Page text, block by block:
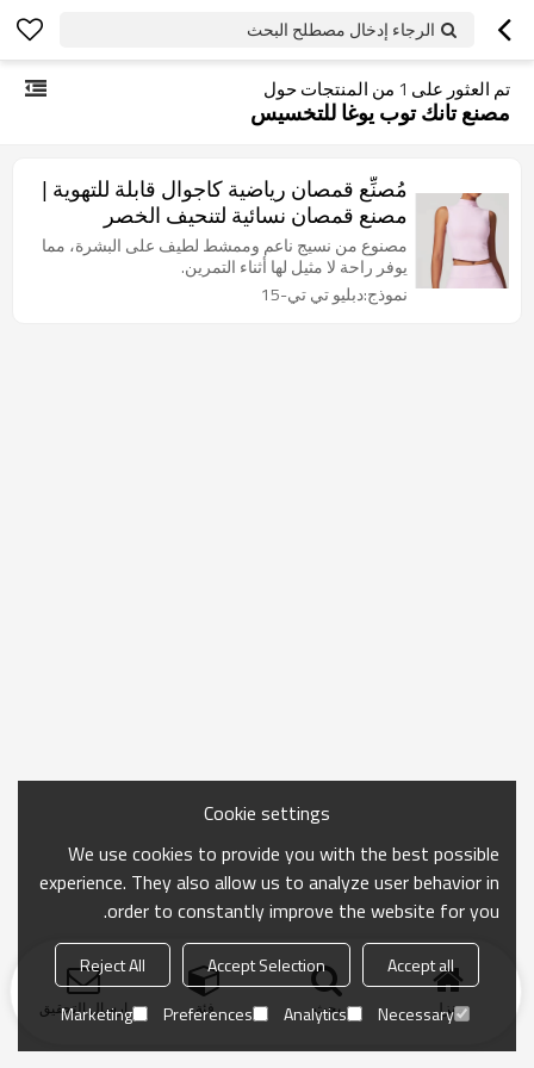
الرجاء إدخال مصطلح البحث
تم العثور على 1 من المنتجات حول
مصنع تانك توب يوغا للتخسيس
مُصنِّع قمصان رياضية كاجوال قابلة للتهوية |
مصنع قمصان نسائية لتنحيف الخصر
مصنوع من نسيج ناعم وممشط لطيف على البشرة، مما
يوفر راحة لا مثيل لها أثناء التمرين.
نموذج:دبليو تي تي-15
منزل بحث فئة ارسال التحقيق
Cookie settings
We use cookies to provide you with the best possible
experience. They also allow us to analyze user behavior in
order to constantly improve the website for you.
Accept all
Accept Selection
Reject All
Necessary
Analytics
Preferences
Marketing